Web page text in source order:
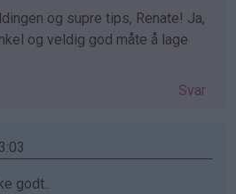
og supre tips, Renate! Ja,
og veldig god måte å lage
Svar
godt..